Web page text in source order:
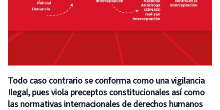
Todo caso contrario se conforma como una vigilancia
Ilegal, pues viola preceptos constitucionales así como
las normativas internacionales de derechos humanos